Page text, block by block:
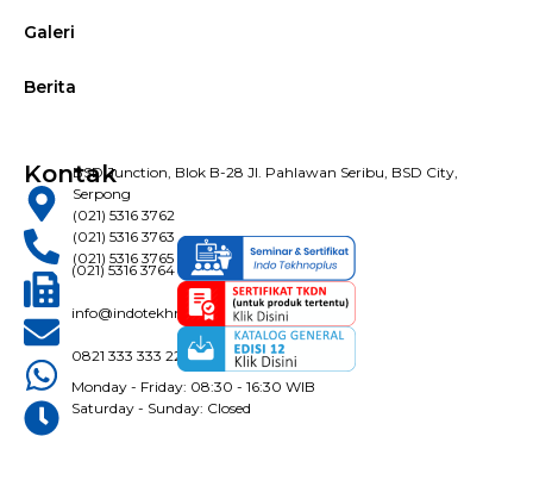
Galeri
Berita
KontakBSD Junction, Blok B-28 Jl. Pahlawan Seribu, BSD City,
Serpong
(021) 5316 3762
(021) 5316 3763
(021) 5316 3765
(021) 5316 3764
info@indotekhnoplus.com
0821 333 333 22
Monday - Friday: 08:30 - 16:30 WIB
Saturday - Sunday: Closed